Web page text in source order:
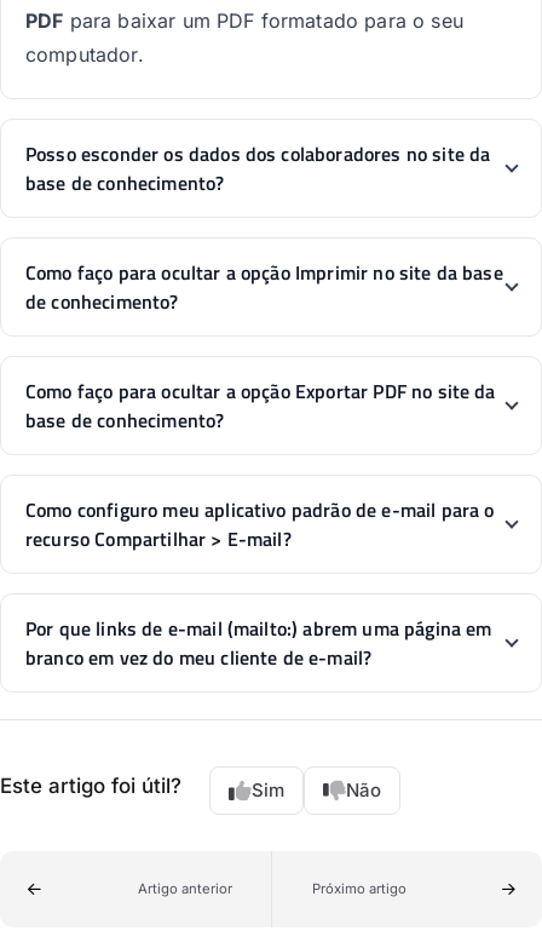
PDF para baixar um PDF formatado para o seu
computador.
Posso esconder os dados dos colaboradores no site da
base de conhecimento?
Como faço para ocultar a opção Imprimir no site da base
de conhecimento?
Como faço para ocultar a opção Exportar PDF no site da
base de conhecimento?
Como configuro meu aplicativo padrão de e-mail para o
recurso Compartilhar > E-mail?
Por que links de e-mail (mailto:) abrem uma página em
branco em vez do meu cliente de e-mail?
Este artigo foi útil? Sim Não
Artigo anterior Próximo artigo